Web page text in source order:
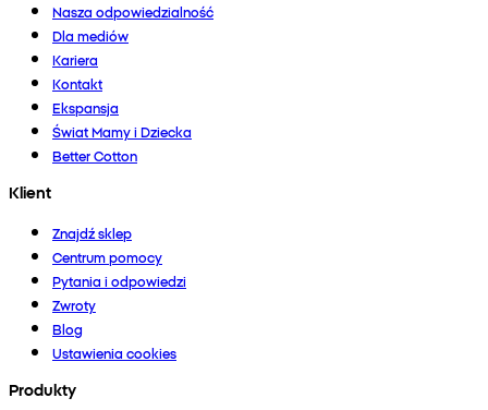
Nasza odpowiedzialność
Dla mediów
Kariera
Kontakt
Ekspansja
Świat Mamy i Dziecka
Better Cotton
Klient
Znajdź sklep
Centrum pomocy
Pytania i odpowiedzi
Zwroty
Blog
Ustawienia cookies
Produkty